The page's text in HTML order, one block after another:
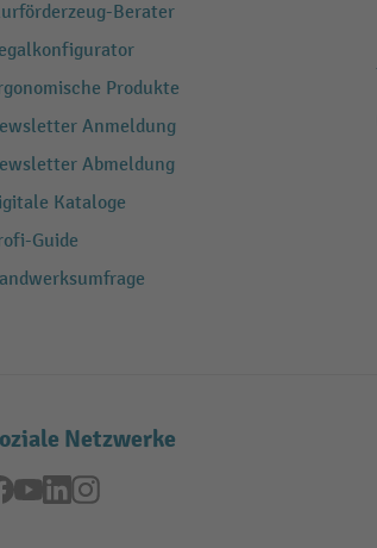
Berater
Produkte
Anmeldung
Abmeldung
Kataloge
Guide
Netzwerke
Facebook
YouTubeLinkedInInstagram